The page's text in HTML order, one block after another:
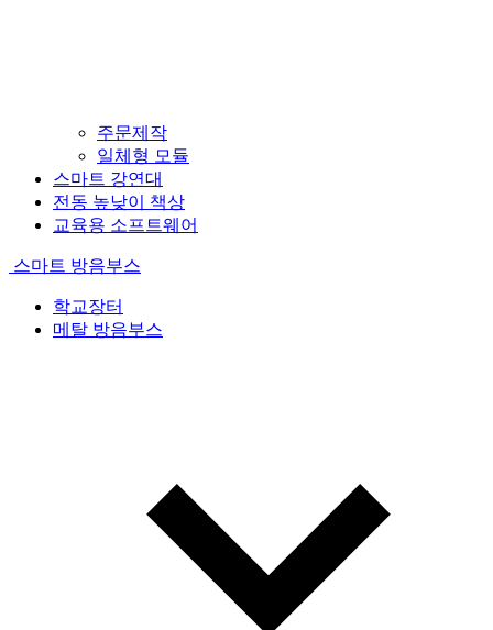
주문제작
일체형 모듈
스마트 강연대
전동 높낮이 책상
교육용 소프트웨어
스마트 방음부스
학교장터
메탈 방음부스